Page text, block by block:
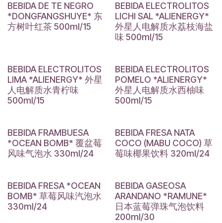
BEBIDA DE TE NEGRO
*DONGFANGSHUYE* 东
方树叶红茶 500ml/15
BEBIDA ELECTROLITOS
LICHI SAL *ALIENERGY*
外星人电解质水荔枝海盐
味 500ml/15
BEBIDA ELECTROLITOS
LIMA *ALIENERGY* 外星
人电解质水青柠味
500ml/15
BEBIDA ELECTROLITOS
POMELO *ALIENERGY*
外星人电解质水西柚味
500ml/15
BEBIDA FRAMBUESA
*OCEAN BOMB* 覆盆莓
风味气泡水 330ml/24
BEBIDA FRESA NATA
COCO (MABU COCO) 草
莓味椰果饮料 320ml/24
BEBIDA FRESA *OCEAN
BOMB* 草莓风味汽泡水
330ml/24
BEBIDA GASEOSA
ARANDANO *RAMUNE*
日本蓝莓弹珠气泡饮料
200ml/30